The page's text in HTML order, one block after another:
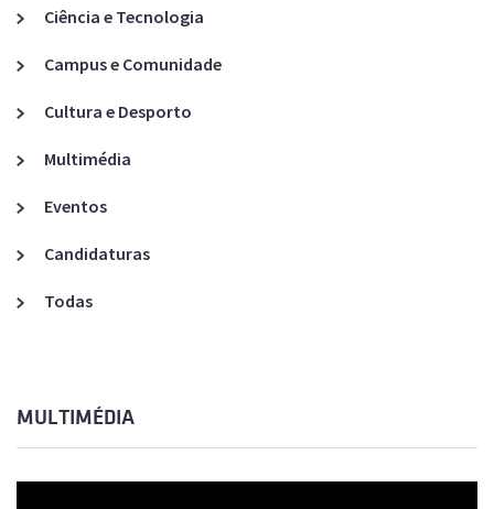
Ciência e Tecnologia
Campus e Comunidade
Cultura e Desporto
Multimédia
Eventos
Candidaturas
Todas
MULTIMÉDIA